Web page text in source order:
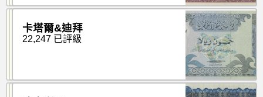
卡塔爾&迪拜
22,247 已評級